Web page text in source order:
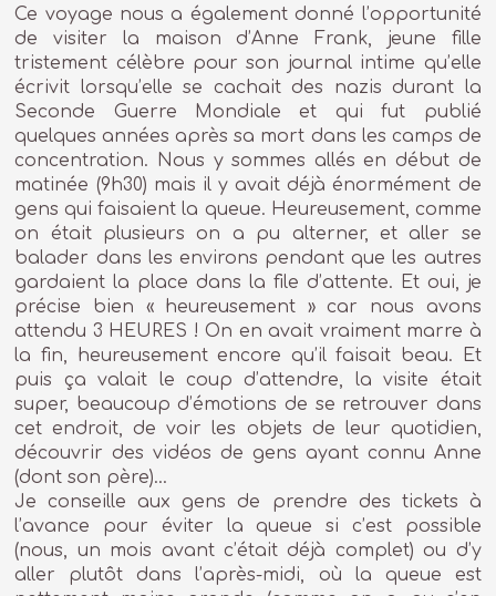
Ce voyage nous a également donné l’opportunité
de visiter la maison d’Anne Frank, jeune fille
tristement célèbre pour son journal intime qu’elle
écrivit lorsqu’elle se cachait des nazis durant la
Seconde Guerre Mondiale et qui fut publié
quelques années après sa mort dans les camps de
concentration. Nous y sommes allés en début de
matinée (9h30) mais il y avait déjà énormément de
gens qui faisaient la queue. Heureusement, comme
on était plusieurs on a pu alterner, et aller se
balader dans les environs pendant que les autres
gardaient la place dans la file d’attente. Et oui, je
précise bien « heureusement » car nous avons
attendu 3 HEURES ! On en avait vraiment marre à
la fin, heureusement encore qu’il faisait beau. Et
puis ça valait le coup d’attendre, la visite était
super, beaucoup d’émotions de se retrouver dans
cet endroit, de voir les objets de leur quotidien,
découvrir des vidéos de gens ayant connu Anne
(dont son père)…
Je conseille aux gens de prendre des tickets à
l’avance pour éviter la queue si c’est possible
(nous, un mois avant c’était déjà complet) ou d’y
aller plutôt dans l’après-midi, où la queue est